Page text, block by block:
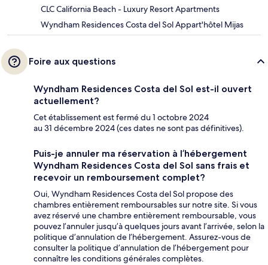
CLC California Beach - Luxury Resort Apartments
Wyndham Residences Costa del Sol Appart'hôtel Mijas
Foire aux questions
Wyndham Residences Costa del Sol est-il ouvert
actuellement?
Cet établissement est fermé du 1 octobre 2024
au 31 décembre 2024 (ces dates ne sont pas définitives).
Puis-je annuler ma réservation à l’hébergement
Wyndham Residences Costa del Sol sans frais et
recevoir un remboursement complet?
Oui, Wyndham Residences Costa del Sol propose des
chambres entièrement remboursables sur notre site. Si vous
avez réservé une chambre entièrement remboursable, vous
pouvez l’annuler jusqu’à quelques jours avant l’arrivée, selon la
politique d’annulation de l’hébergement. Assurez-vous de
consulter la politique d’annulation de l’hébergement pour
connaître les conditions générales complètes.